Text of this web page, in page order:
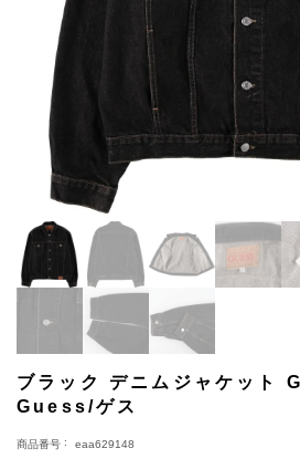
ブラック デニムジャケット
Guess/ゲス
商品番号 eaa629148